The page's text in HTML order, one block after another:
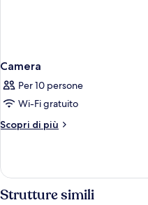
Camera
Per 10 persone
Wi-Fi gratuito
Scopri di più
Altri
Strutture simili